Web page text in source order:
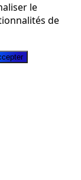
le
de